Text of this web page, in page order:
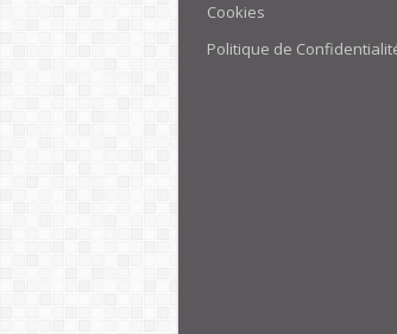
Cookies
Politique de